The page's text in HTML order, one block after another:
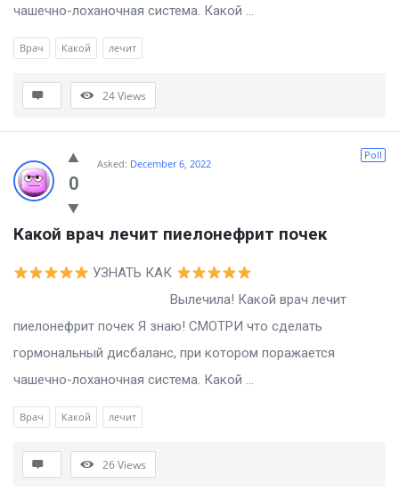
чашечно-лоханочная система. Какой ...
Врач Какой лечит
24Views
0
Poll
Asked: December 6, 2022
Какой врач лечит пиелонефрит почек
УЗНАТЬ КАК
Вылечила! Какой врач лечит
пиелонефрит почек Я знаю! СМОТРИ что сделать
гормональный дисбаланс, при котором поражается
чашечно-лоханочная система. Какой ...
Врач Какой лечит
26Views